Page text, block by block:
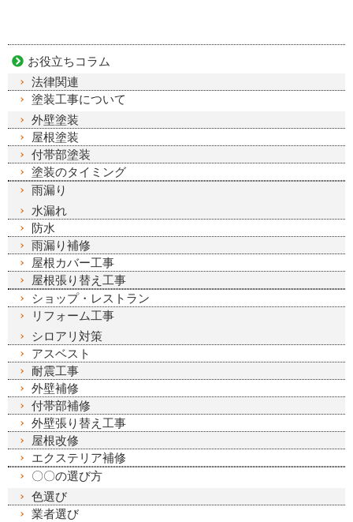
お役立ちコラム
法律関連
塗装工事について
外壁塗装
屋根塗装
付帯部塗装
塗装のタイミング
雨漏り
水漏れ
防水
雨漏り補修
屋根カバー工事
屋根張り替え工事
ショップ・レストラン
リフォーム工事
シロアリ対策
アスベスト
耐震工事
外壁補修
付帯部補修
外壁張り替え工事
屋根改修
エクステリア補修
〇〇の選び方
色選び
業者選び